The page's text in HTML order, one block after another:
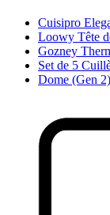
Cuisipro
Loowy Tête
Gozney
Set de 5
Dome (Gen